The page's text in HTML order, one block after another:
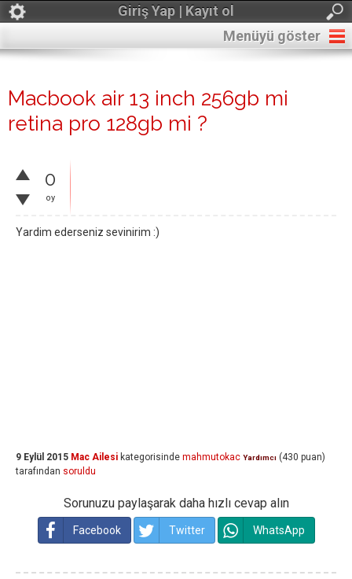
Giriş Yap | Kayıt ol
Menüyü göster
Macbook air 13 inch 256gb mi
retina pro 128gb mi ?
0
oy
Yardim ederseniz sevinirim :)
9 Eylül 2015 Mac Ailesi kategorisinde mahmutokac Yardımcı (430 puan)
tarafından soruldu
Sorunuzu paylaşarak daha hızlı cevap alın
Facebook Twitter WhatsApp